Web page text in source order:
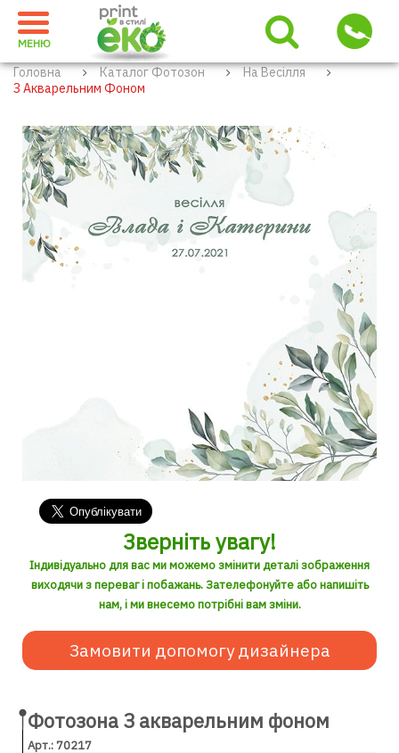
МЕНЮ
Головна Каталог Фотозон
На Весілля
З Акварельним Фоном
Зверніть увагу!
Індивідуально для вас ми можемо змінити деталі зображення
виходячи з переваг і побажань. Зателефонуйте або напишіть
нам, і ми внесемо потрібні вам зміни.
Замовити допомогу дизайнера
Фотозона З акварельним фоном
Арт.: 70217